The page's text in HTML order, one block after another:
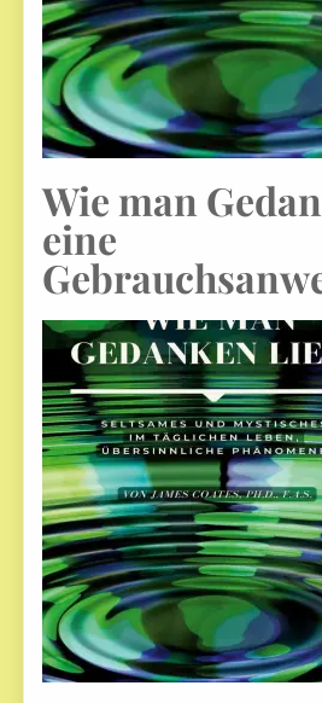
Wie man
eine